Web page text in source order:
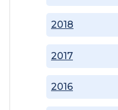
2016
2017
2018